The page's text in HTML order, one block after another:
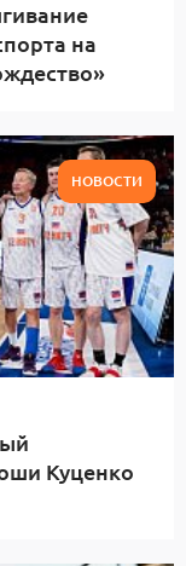
на
НОВОСТИ
Куценко